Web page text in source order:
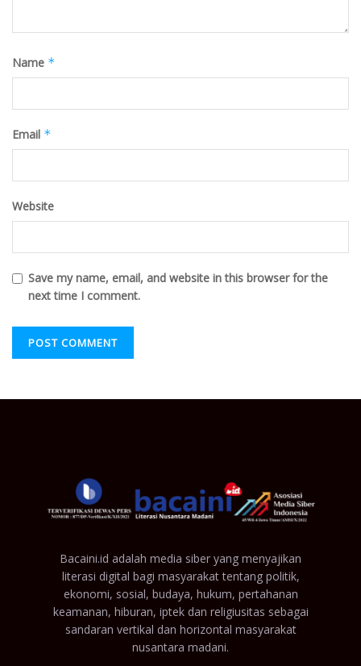
Name *
Email *
Website
Save my name, email, and website in this browser for the
next time I comment.
Bacaini.id adalah media siber yang menyajikan
literasi digital bagi masyarakat tentang politik,
ekonomi, sosial, budaya, hukum, pertahanan
keamanan, hiburan, iptek dan religiusitas sebagai
sandaran vertikal dan horizontal masyarakat
nusantara madani.